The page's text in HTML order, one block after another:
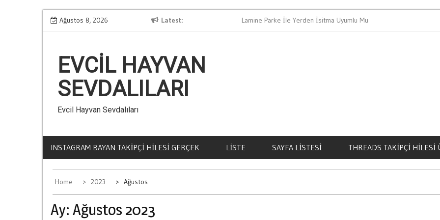
Skip
Ağustos 8, 2026 Latest
Kumarin Yasam Standartlarina Etkisi Lamine Parke İle Yerden İsitma Uyumlu Mu
EVCIL HAYVAN
SEVDALILARI
Evcil Hayvan Sevdalıları
INSTAGRAM BAYAN TAKIPÇI HILESI GERÇEK LISTE SAYFA LISTESI THREADS TAKIPÇI HILESI
Home 2023 Ağustos
Ay: Ağustos 2023